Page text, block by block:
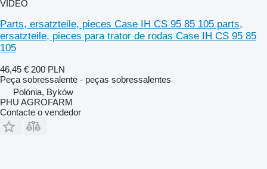
VÍDEO
Parts, ersatzteile, pieces Case IH CS 95 85 105 parts,
ersatzteile, pieces para trator de rodas Case IH CS 95 85
105
46,45 € 200 PLN
Peça sobressalente - peças sobressalentes
Polónia, Byków
PHU AGROFARM
Contacte o vendedor